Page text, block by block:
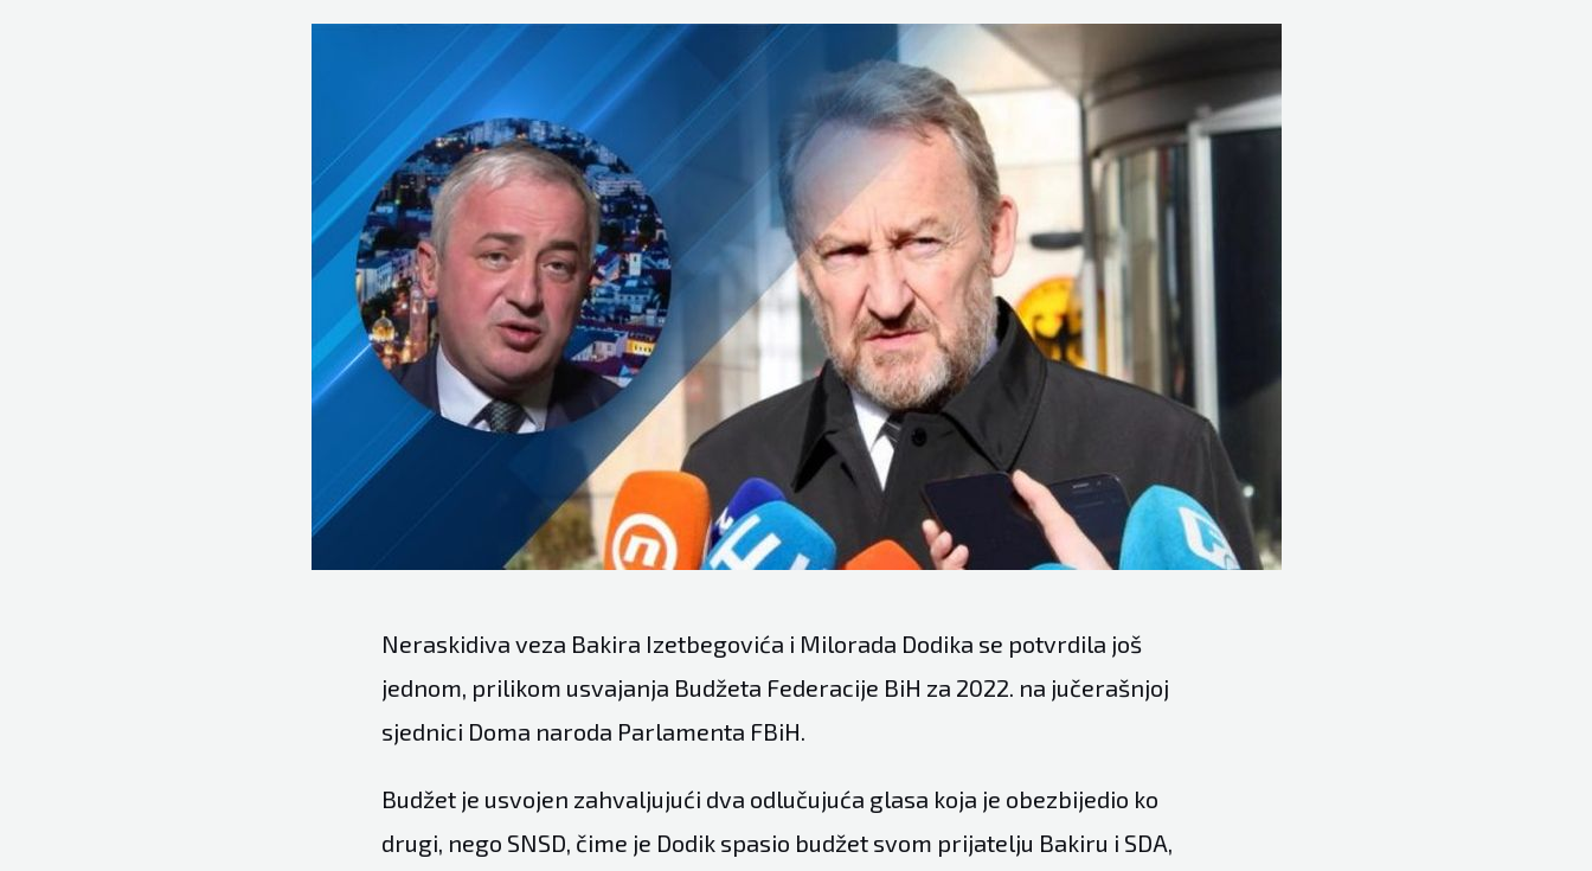
Neraskidiva veza Bakira Izetbegovića i Milorada Dodika se potvrdila još
jednom, prilikom usvajanja Budžeta Federacije BiH za 2022. na jučerašnjoj
sjednici Doma naroda Parlamenta FBiH.
Budžet je usvojen zahvaljujući dva odlučujuća glasa koja je obezbijedio ko
drugi, nego SNSD, čime je Dodik spasio budžet svom prijatelju Bakiru i SDA,